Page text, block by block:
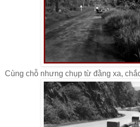
Cùng chỗ nhưng chụp từ đằng xa,